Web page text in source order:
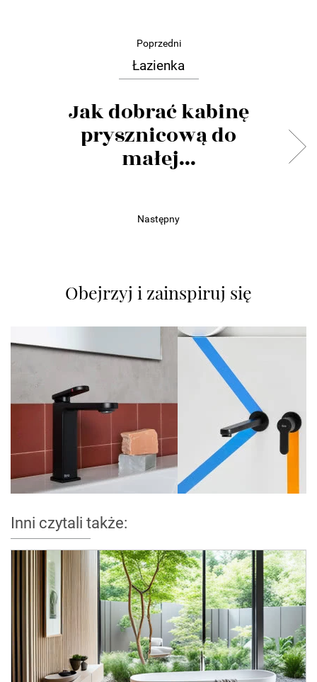
Poprzedni
Łazienka
Jak dobrać kabinę
prysznicową do
małej...
Następny
Obejrzyj i zainspiruj się
Inni czytali także: